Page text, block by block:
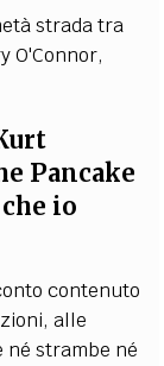
strada tra
O'Connor,
Pancake
io
contenuto
alle
né strambe né